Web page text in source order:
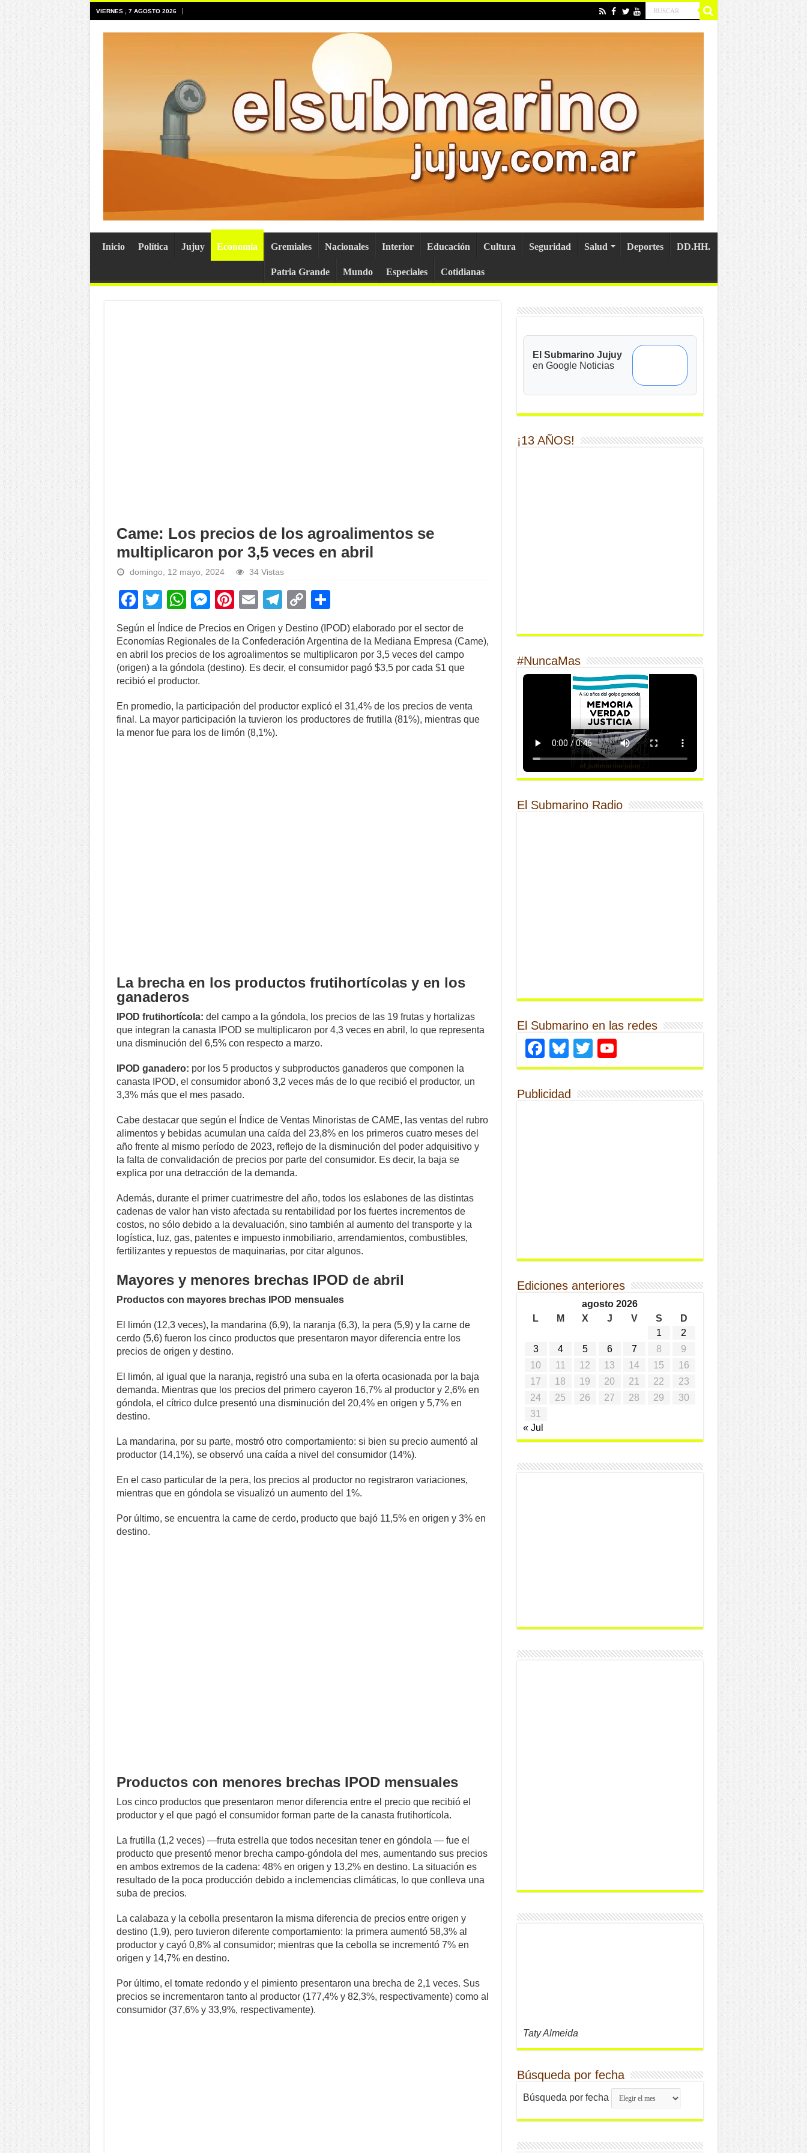
VIERNES , 7 AGOSTO 2026
Inicio Política Jujuy Economía Gremiales Nacionales Interior Educación Cultura Seguridad Salud Deportes DD.HH.
Patria Grande Mundo Especiales Cotidianas
Came: Los precios de los agroalimentos se
multiplicaron por 3,5 veces en abril
domingo, 12 mayo, 2024 34 Vistas
F
a
c
e
b
o
k
T
wi
tt
er
W
h
at
s
A
p
M
e
ss
e
n
er
Pi
nt
er
e
st
E
m
ail
T
el
e
gr
a
C
o
p
y
Li
k
h
ar
e
Según el Índice de Precios en Origen y Destino (IPOD) elaborado por el sector de
Economías Regionales de la Confederación Argentina de la Mediana Empresa (Came),
en abril los precios de los agroalimentos se multiplicaron por 3,5 veces del campo
(origen) a la góndola (destino). Es decir, el consumidor pagó $3,5 por cada $1 que
recibió el productor.
En promedio, la participación del productor explicó el 31,4% de los precios de venta
final. La mayor participación la tuvieron los productores de frutilla (81%), mientras que
la menor fue para los de limón (8,1%).
La brecha en los productos frutihortícolas y en los
ganaderos
IPOD frutihortícola: del campo a la góndola, los precios de las 19 frutas y hortalizas
que integran la canasta IPOD se multiplicaron por 4,3 veces en abril, lo que representa
una disminución del 6,5% con respecto a marzo.
IPOD ganadero: por los 5 productos y subproductos ganaderos que componen la
canasta IPOD, el consumidor abonó 3,2 veces más de lo que recibió el productor, un
3,3% más que el mes pasado.
Cabe destacar que según el Índice de Ventas Minoristas de CAME, las ventas del rubro
alimentos y bebidas acumulan una caída del 23,8% en los primeros cuatro meses del
año frente al mismo período de 2023, reflejo de la disminución del poder adquisitivo y
la falta de convalidación de precios por parte del consumidor. Es decir, la baja se
explica por una detracción de la demanda.
Además, durante el primer cuatrimestre del año, todos los eslabones de las distintas
cadenas de valor han visto afectada su rentabilidad por los fuertes incrementos de
costos, no sólo debido a la devaluación, sino también al aumento del transporte y la
logística, luz, gas, patentes e impuesto inmobiliario, arrendamientos, combustibles,
fertilizantes y repuestos de maquinarias, por citar algunos.
Mayores y menores brechas IPOD de abril
Productos con mayores brechas IPOD mensuales
El limón (12,3 veces), la mandarina (6,9), la naranja (6,3), la pera (5,9) y la carne de
cerdo (5,6) fueron los cinco productos que presentaron mayor diferencia entre los
precios de origen y destino.
El limón, al igual que la naranja, registró una suba en la oferta ocasionada por la baja
demanda. Mientras que los precios del primero cayeron 16,7% al productor y 2,6% en
góndola, el cítrico dulce presentó una disminución del 20,4% en origen y 5,7% en
destino.
La mandarina, por su parte, mostró otro comportamiento: si bien su precio aumentó al
productor (14,1%), se observó una caída a nivel del consumidor (14%).
En el caso particular de la pera, los precios al productor no registraron variaciones,
mientras que en góndola se visualizó un aumento del 1%.
Por último, se encuentra la carne de cerdo, producto que bajó 11,5% en origen y 3% en
destino.
Productos con menores brechas IPOD mensuales
Los cinco productos que presentaron menor diferencia entre el precio que recibió el
productor y el que pagó el consumidor forman parte de la canasta frutihortícola.
La frutilla (1,2 veces) —fruta estrella que todos necesitan tener en góndola — fue el
producto que presentó menor brecha campo-góndola del mes, aumentando sus precios
en ambos extremos de la cadena: 48% en origen y 13,2% en destino. La situación es
resultado de la poca producción debido a inclemencias climáticas, lo que conlleva una
suba de precios.
La calabaza y la cebolla presentaron la misma diferencia de precios entre origen y
destino (1,9), pero tuvieron diferente comportamiento: la primera aumentó 58,3% al
productor y cayó 0,8% al consumidor; mientras que la cebolla se incrementó 7% en
origen y 14,7% en destino.
Por último, el tomate redondo y el pimiento presentaron una brecha de 2,1 veces. Sus
precios se incrementaron tanto al productor (177,4% y 82,3%, respectivamente) como al
consumidor (37,6% y 33,9%, respectivamente).
El Submarino Jujuy
en Google Noticias
¡13 AÑOS!
#NuncaMas
El Submarino Radio
El Submarino en las redes
Facebook
Bluesky
Twitter
Publicidad
Ediciones anteriores
agosto 2026
L
M X J V S
D
1
2
3
4 5 6 7 8
9
10
11 12 13 14 15
16
17
18 19 20 21 22
23
24
25 26 27 28 29
30
31
« Jul
Taty Almeida
Búsqueda por fecha
Búsqueda por fecha